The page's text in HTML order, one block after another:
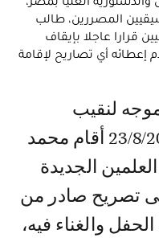
المصررين، طالب
قرارا عاجلا بإيقاف
أي تصاريح لإقامة
الموسيقيين أنه بتاريخ 23/8/2019 أقام محمد
الجديدة
تصريح صادر من
والغناء فيه،